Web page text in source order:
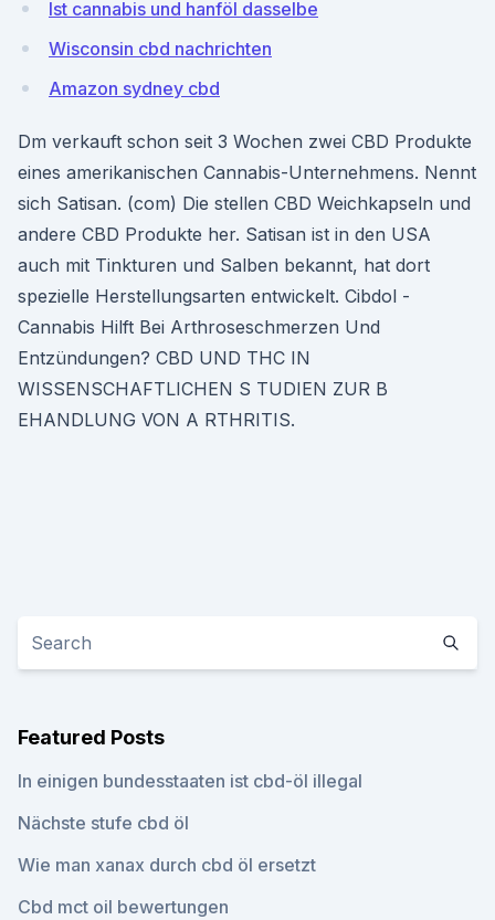
Ist cannabis und hanföl dasselbe
Wisconsin cbd nachrichten
Amazon sydney cbd
Dm verkauft schon seit 3 Wochen zwei CBD Produkte
eines amerikanischen Cannabis-Unternehmens. Nennt
sich Satisan. (com) Die stellen CBD Weichkapseln und
andere CBD Produkte her. Satisan ist in den USA
auch mit Tinkturen und Salben bekannt, hat dort
spezielle Herstellungsarten entwickelt. Cibdol -
Cannabis Hilft Bei Arthroseschmerzen Und
Entzündungen? CBD UND THC IN
WISSENSCHAFTLICHEN S TUDIEN ZUR B
EHANDLUNG VON A RTHRITIS.
Featured Posts
In einigen bundesstaaten ist cbd-öl illegal
Nächste stufe cbd öl
Wie man xanax durch cbd öl ersetzt
Cbd mct oil bewertungen